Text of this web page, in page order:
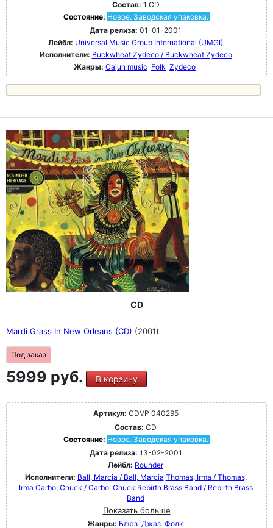
Состав: 1 CD
Состояние: Новое. Заводская упаковка.
Дата релиза: 01-01-2001
Лейбл: Universal Music Group International (UMGI)
Исполнители: Buckwheat Zydeco / Buckwheat Zydeco
Жанры: Cajun music Folk Zydeco
CD
Mardi Grass In New Orleans (CD) (2001)
Под заказ
5999 руб. В корзину
Артикул: CDVP 040295
Состав: CD
Состояние: Новое. Заводская упаковка.
Дата релиза: 13-02-2001
Лейбл: Rounder
Исполнители: Ball, Marcia / Ball, Marcia Thomas, Irma / Thomas,
Irma Carbo, Chuck / Carbo, Chuck Rebirth Brass Band / Rebirth Brass
Band
Показать больше
Жанры: Блюз Джаз Фолк